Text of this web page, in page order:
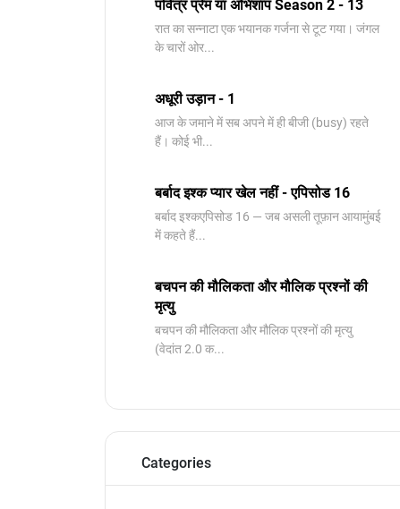
पवित्र प्रेम या अभिशाप Season 2 - 13
रात का सन्नाटा एक भयानक गर्जना से टूट गया। जंगल
के चारों ओर...
अधूरी उड़ान - 1
आज के जमाने में सब अपने में ही बीजी (busy) रहते
हैं। कोई भी...
बर्बाद इश्क प्यार खेल नहीं - एपिसोड 16
बर्बाद इश्कएपिसोड 16 — जब असली तूफ़ान आयामुंबई
में कहते हैं...
बचपन की मौलिकता और मौलिक प्रश्नों की
मृत्यु
बचपन की मौलिकता और मौलिक प्रश्नों की मृत्यु ​
(वेदांत 2.0 क...
Categories